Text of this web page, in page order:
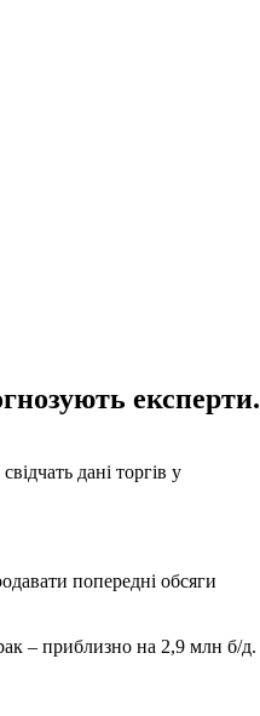
експерти.
дані торгів у
попередні обсяги
– приблизно на 2,9 млн б/д.